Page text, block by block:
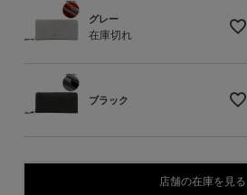
グレー
在庫切れ
ブラック
店舗の在庫を見る